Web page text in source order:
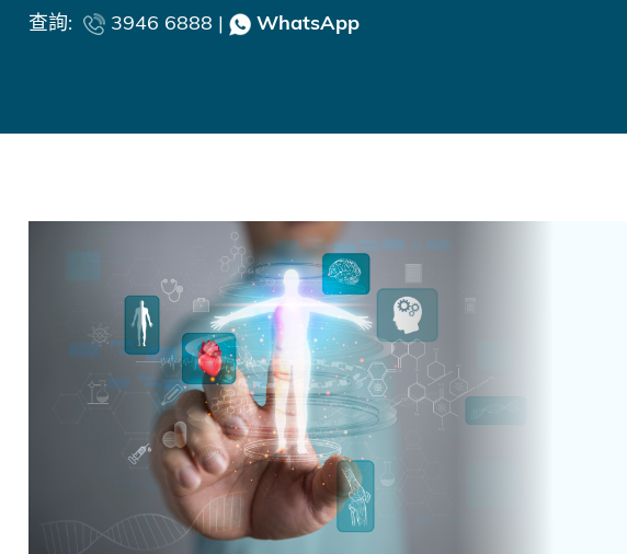
查詢: 3946 6888 | WhatsApp